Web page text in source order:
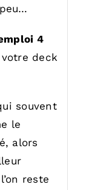
4
deck
souvent
le
alors
reste